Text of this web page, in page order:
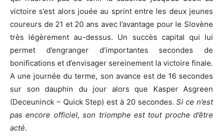
victoire s’est alors jouée au sprint entre les deux jeunes
coureurs de 21 et 20 ans avec l’avantage pour le Slovène
très légèrement au-dessus. Un succès capital qui lui
permet d’engranger d’importantes secondes de
bonifications et d’envisager sereinement la victoire finale.
A une journée du terme, son avance est de 16 secondes
sur son dauphin du jour alors que Kasper Asgreen
(Deceuninck – Quick Step) est à 20 secondes.Si ce n’est
pas encore officiel, son triomphe est tout proche d’être
acté.